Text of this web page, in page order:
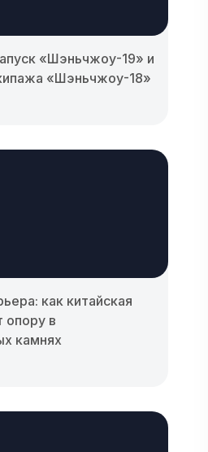
«Шэньчжоу-19» и
«Шэньчжоу-18»
как китайская
в
камнях